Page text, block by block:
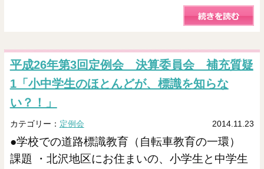
平成26年第3回定例会 決算委員会 補充質疑
1「小中学生のほとんどが、標識を知らな
い？！」
カテゴリー： 定例会 2014.11.23
●学校での道路標識教育（自転車教育の一環）
課題 ・北沢地区にお住まいの、小学生と中学生